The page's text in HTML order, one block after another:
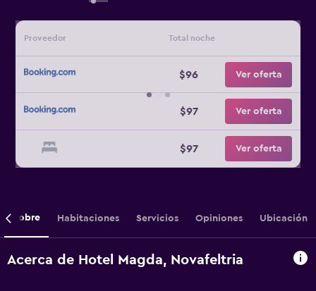
Proveedor Total noche
$96 Ver oferta
$97 Ver oferta
$97 Ver oferta
Sobre Habitaciones Servicios Opiniones Ubicación
Acerca de Hotel Magda, Novafeltria